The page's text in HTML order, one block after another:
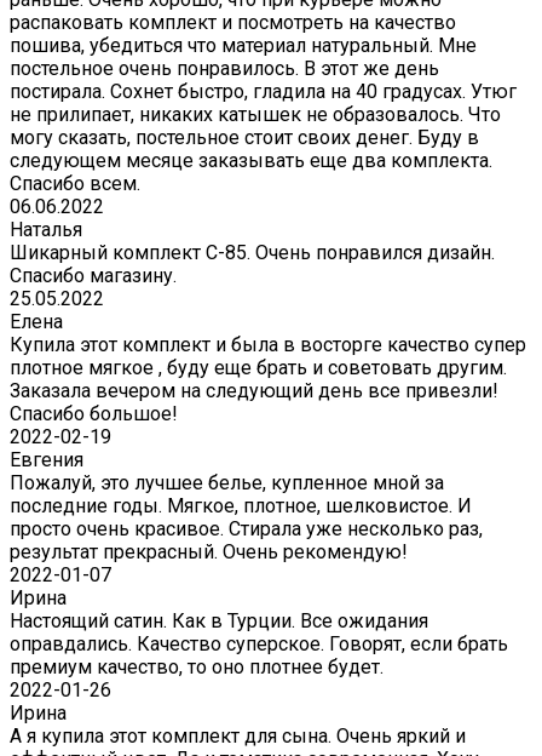
распаковать комплект и посмотреть на качество
пошива, убедиться что материал натуральный. Мне
постельное очень понравилось. В этот же день
постирала. Сохнет быстро, гладила на 40 градусах. Утюг
не прилипает, никаких катышек не образовалось. Что
могу сказать, постельное стоит своих денег. Буду в
следующем месяце заказывать еще два комплекта.
Спасибо всем.
06.06.2022
Наталья
Шикарный комплект C-85. Очень понравился дизайн.
Спасибо магазину.
25.05.2022
Елена
Купила этот комплект и была в восторге качество супер
плотное мягкое , буду еще брать и советовать другим.
Заказала вечером на следующий день все привезли!
Спасибо большое!
2022-02-19
Евгения
Пожалуй, это лучшее белье, купленное мной за
последние годы. Мягкое, плотное, шелковистое. И
просто очень красивое. Стирала уже несколько раз,
результат прекрасный. Очень рекомендую!
2022-01-07
Ирина
Настоящий сатин. Как в Турции. Все ожидания
оправдались. Качество суперское. Говорят, если брать
премиум качество, то оно плотнее будет.
2022-01-26
Ирина
А я купила этот комплект для сына. Очень яркий и